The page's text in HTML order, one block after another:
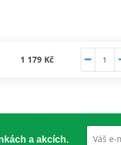
1 179 Kč
a akcích.